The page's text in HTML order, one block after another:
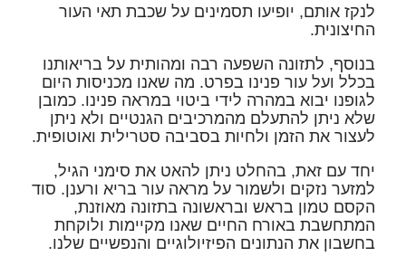
לנקז אותם, יופיעו תסמינים על שכבת תאי העור
החיצונית.
בנוסף, לתזונה השפעה רבה ומהותית על בריאותנו
בכלל ועל עור פנינו בפרט. מה שאנו מכניסות היום
לגופנו יבוא במהרה לידי ביטוי במראה פנינו. כמובן
שלא ניתן להתעלם מהמרכיבים הגנטיים ולא ניתן
לעצור את הזמן ולחיות בסביבה סטרילית ואוטופית.
יחד עם זאת, בהחלט ניתן להאט את סימני הגיל,
למזער נזקים ולשמור על מראה עור בריא ורענן. סוד
הקסם טמון בראש ובראשונה בתזונה מאוזנת,
המתחשבת באורח החיים שאנו מקיימות ולוקחת
בחשבון את הנתונים הפיזיולוגיים והנפשיים שלנו.